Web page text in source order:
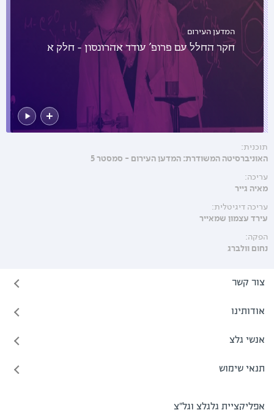
המדען העירום
חקר החלל עם פרופ' עודד אהרונסון - חלק א
תוכנית:
האוניברסיטה המשודרת: המדען העירום - סמסטר 5
עריכה:
מאיה גייר
עריכה דיגיטלית:
עירד עצמון שמאייר
הפקה:
נחום וולברג
צור קשר
אודותינו
אנשי גלצ
תנאי שימוש
אפליקציית גלגלצ וגל"צ